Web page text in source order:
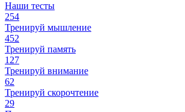
Наши тесты
254
Тренируй мышление
452
Тренируй память
127
Тренируй внимание
62
Тренируй скорочтение
29